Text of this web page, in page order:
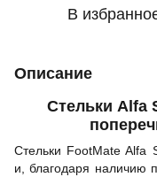
В
Описание
Стельки Alfa
Стельки FootMate Alfa
и, благодаря наличию